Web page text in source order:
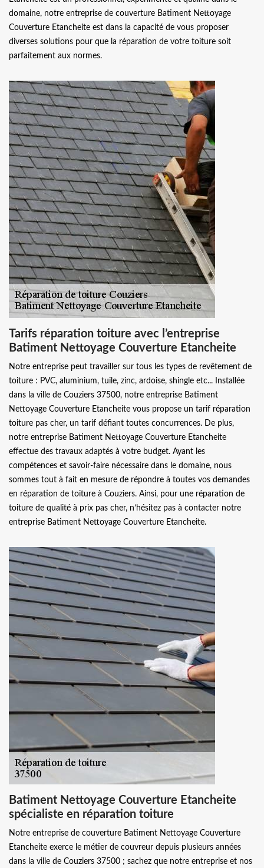
domaine, notre entreprise de couverture Batiment Nettoyage
Couverture Etancheite est dans la capacité de vous proposer
diverses solutions pour que la réparation de votre toiture soit
parfaitement aux normes.
Tarifs réparation toiture avec l’entreprise
Batiment Nettoyage Couverture Etancheite
Notre entreprise peut travailler sur tous les types de revêtement de
toiture : PVC, aluminium, tuile, zinc, ardoise, shingle etc... Installée
dans la ville de Couziers 37500, notre entreprise Batiment
Nettoyage Couverture Etancheite vous propose un tarif réparation
toiture pas cher, un tarif défiant toutes concurrences. De plus,
notre entreprise Batiment Nettoyage Couverture Etancheite
effectue des travaux adaptés à votre budget. Ayant les
compétences et savoir-faire nécessaire dans le domaine, nous
sommes tout à fait en mesure de répondre à toutes vos demandes
en réparation de toiture à Couziers. Ainsi, pour une réparation de
toiture de qualité à prix pas cher, n’hésitez pas à contacter notre
entreprise Batiment Nettoyage Couverture Etancheite.
Batiment Nettoyage Couverture Etancheite
spécialiste en réparation toiture
Notre entreprise de couverture Batiment Nettoyage Couverture
Etancheite exerce le métier de couvreur depuis plusieurs années
dans la ville de Couziers 37500 ; sachez que notre entreprise et nos